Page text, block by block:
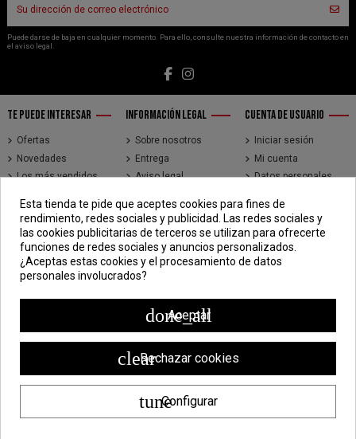
Puede darse de baja en cualquier momento. Para ello, consulte nuestra información de contacto en
el aviso legal.
TE PUEDE INTERESAR
Ofertas
Novedades
Los más vendidos
INFORMACIÓN LEGAL
Sobre nosotros
Entrega
Aviso legal
condiciones de uso
Pago seguro
CUENTA DE USUARIO
Iniciar sesión
Mi cuenta
Datos personales
Direcciones
Seguimiento de
pedidos de clientes
invitados
CONTÁCTENOS
CDV - Componentes Diesel Vidal
998 304 695 | 988 338 835
Esta tienda te pide que aceptes cookies para fines de
rendimiento, redes sociales y publicidad. Las redes sociales y
las cookies publicitarias de terceros se utilizan para ofrecerte
funciones de redes sociales y anuncios personalizados.
¿Aceptas estas cookies y el procesamiento de datos
personales involucrados?
done_all
Aceptar
clearRechazar cookies
tuneConfigurar